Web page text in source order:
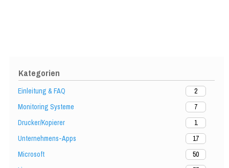
Kategorien
Einleitung & FAQ
2
Monitoring Systeme
7
Drucker/Kopierer
1
Unternehmens-Apps
17
Microsoft
50